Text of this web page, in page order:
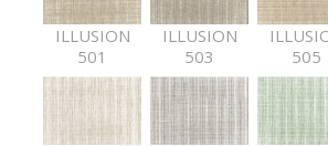
ILLUSION
501
ILLUSION
503
505